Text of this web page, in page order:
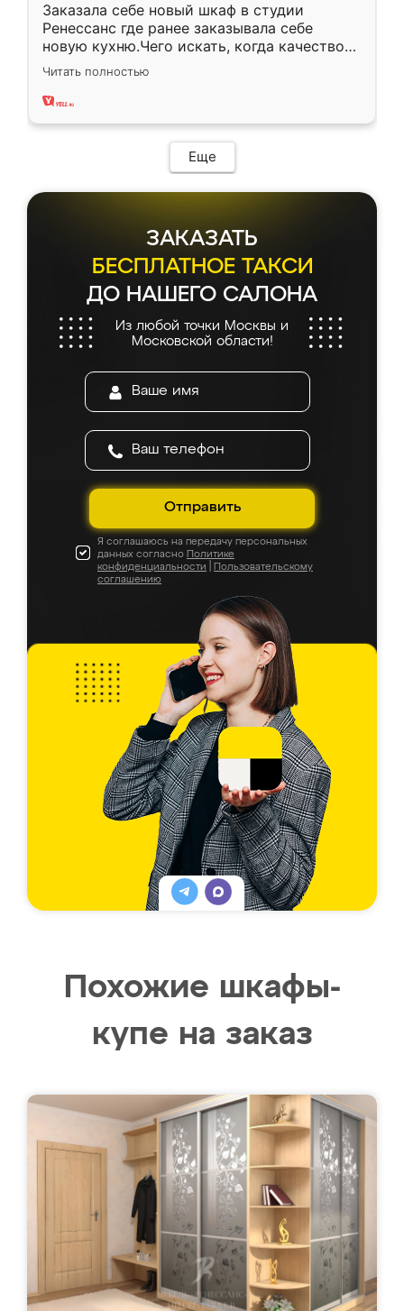
Заказала себе новый шкаф в студии
Ренессанс где ранее заказывала себе
новую кухню.Чего искать, когда качеством
вполне довольна. Служит кухня уже почти
два года, нареканий нет.
Читать полностью
Еще
ЗАКАЗАТЬ
БЕСПЛАТНОЕ ТАКСИ
ДО НАШЕГО САЛОНА
Из любой точки Москвы и
Московской области!
Отправить
Я соглашаюсь на передачу персональных
данных согласно Политике
конфиденциальности
Пользовательскому
соглашению
Похожие шкафы-
купе на заказ